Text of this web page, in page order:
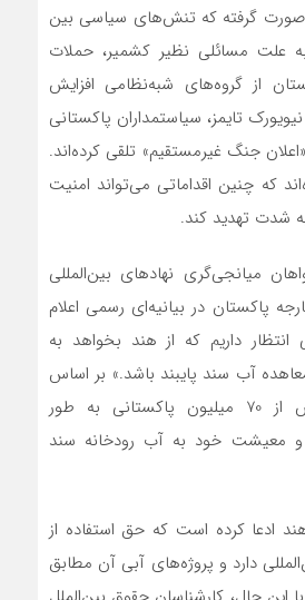
صورت گرفته که تنش‌های سیاسی بین
علت مسائلی نظیر کشمیر، حملات
از گروه‌های شبه‌نظامی افزایش
تایمز، سیاستمداران پاکستانی
جنگ غیرمستقیم» تلقی کرده‌اند.
که چنین اقداماتی می‌تواند امنیت
شدت تهدید کند.
میانجی‌گری نهادهای بین‌المللی
پاکستان در بیانیه‌ای رسمی اعلام
انتظار داریم که از هند بخواهد به
آب سند پایبند باشد.» بر اساس
آمارهای رسمی، بیش از 70 میلیون پاکستانی به طور
و معیشت خود به آب رودخانه سند
ادعا کرده است که حق استفاده از
دارد و پروژه‌های آبی آن مطابق